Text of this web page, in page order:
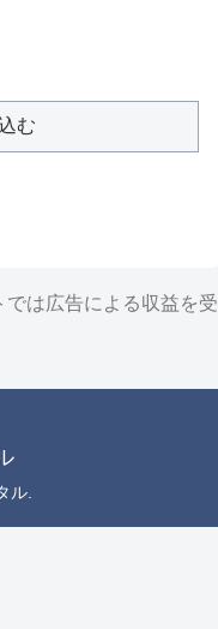
む
では広告による収益を受
ル.